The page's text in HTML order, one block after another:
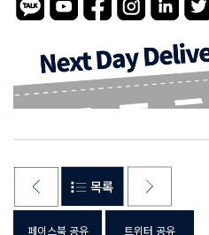
페이스북 공유 트위터 공유